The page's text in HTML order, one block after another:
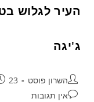
ג'יגה
השרון פוסט 23 בינואר 2015
אין תגובות